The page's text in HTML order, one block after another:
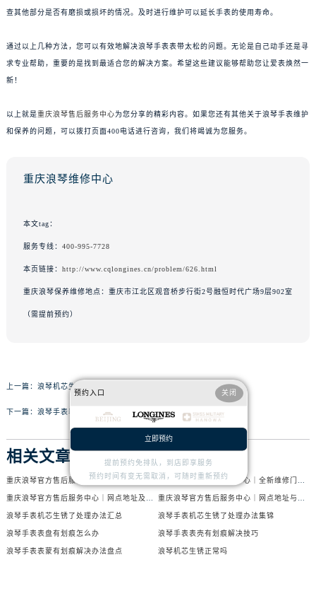
查其他部分是否有磨损或损坏的情况。及时进行维护可以延长手表的使用寿命。
通过以上几种方法，您可以有效地解决浪琴手表表带太松的问题。无论是自己动手还是寻
求专业帮助，重要的是找到最适合您的解决方案。希望这些建议能够帮助您让爱表焕然一
新！
以上就是重庆浪琴售后服务中心为您分享的精彩内容。如果您还有其他关于浪琴手表维护
和保养的问题，可以拨打页面400电话进行咨询，我们将竭诚为您服务。
重庆浪琴维修中心
本文tag：
服务专线： 400-995-7728
本页链接： http://www.cqlongines.cn/problem/626.html
重庆浪琴保养维修地点：重庆市江北区观音桥步行街2号融恒时代广场9层902室
（需提前预约）
上一篇： 浪琴机芯生锈了原因是啥
下一篇： 浪琴手表表带太紧处理办法推荐
相关文章
重庆浪琴官方售后服务中心｜网点地址与电话权威信息公示（2026年6月最新）
浪琴手表机芯生锈了处理办法汇总 浪琴手表机芯生锈了处理办法集锦
浪琴手表表盘有划痕怎么办 浪琴手表表壳有划痕解决技巧
浪琴手表表蒙有划痕解决办法盘点 浪琴机芯生锈正常吗
预约入口 关闭
立即预约
提前预约免排队，到店即享服务
预约时间有变无需取消，可随时重新预约